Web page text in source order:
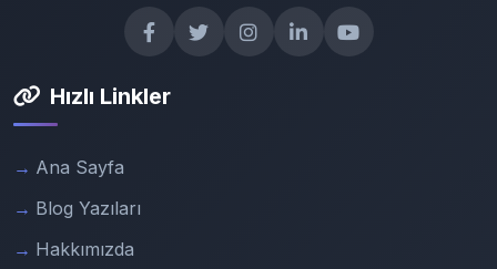
Hızlı Linkler
Ana Sayfa
Blog Yazıları
Hakkımızda